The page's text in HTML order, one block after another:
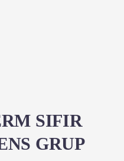
SIFIR
GRUP